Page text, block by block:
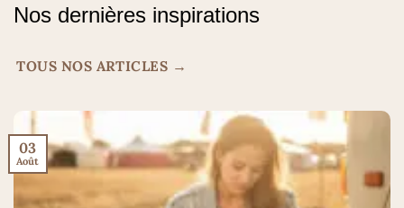
Nos dernières inspirations
TOUS NOS ARTICLES →
03
Août